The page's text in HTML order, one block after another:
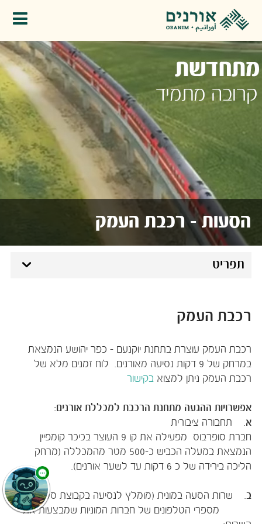
הסעות - רכבת העמק
תפריט
רכבת העמק
​רכבת העמק עוצרת בתחנת יוקנעם - כפר יהושע הנמצאת
במרחק של 9 דקות נסיעה מאורנים. לוח זמנים מלא של
רכבת העמק ניתן למצוא בקישור
אפשרויות ההגעה מתחנת הרכבת למכללת אורנים:
א. תחבורה ציבורית
חברת סופרבוס מפעילה את קו 9 העוצר בכיכר קומפיין
הנמצאת במעלה הכביש כ-500 מטר מהמכללה (מרחק
הליכה בירידה של כ 6 דקות עד לשער אורנים).
ב. שרות הסעה במונית (מומלץ לנסיעה בקבוצת סטודנטים)
מספרי הטלפונים של חברות המוניות שמבצעות את